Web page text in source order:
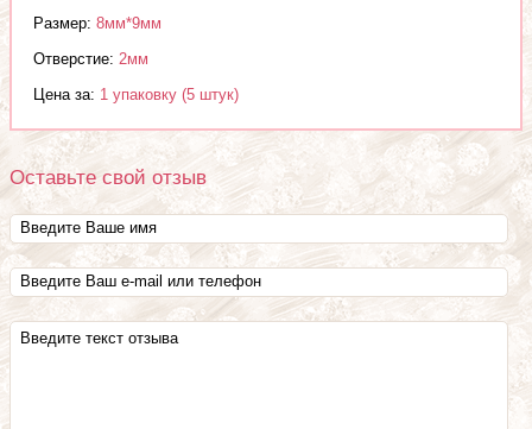
Размер: 8мм*9мм
Отверстие: 2мм
Цена за: 1 упаковку (5 штук)
Оставьте свой отзыв